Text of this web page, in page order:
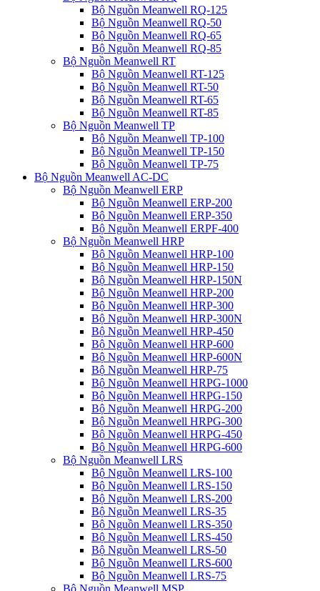
Bộ Nguồn Meanwell RQ-125
Bộ Nguồn Meanwell RQ-50
Bộ Nguồn Meanwell RQ-65
Bộ Nguồn Meanwell RQ-85
Bộ Nguồn Meanwell RT
Bộ Nguồn Meanwell RT-125
Bộ Nguồn Meanwell RT-50
Bộ Nguồn Meanwell RT-65
Bộ Nguồn Meanwell RT-85
Bộ Nguồn Meanwell TP
Bộ Nguồn Meanwell TP-100
Bộ Nguồn Meanwell TP-150
Bộ Nguồn Meanwell TP-75
Bộ Nguồn Meanwell AC-DC
Bộ Nguồn Meanwell ERP
Bộ Nguồn Meanwell ERP-200
Bộ Nguồn Meanwell ERP-350
Bộ Nguồn Meanwell ERPF-400
Bộ Nguồn Meanwell HRP
Bộ Nguồn Meanwell HRP-100
Bộ Nguồn Meanwell HRP-150
Bộ Nguồn Meanwell HRP-150N
Bộ Nguồn Meanwell HRP-200
Bộ Nguồn Meanwell HRP-300
Bộ Nguồn Meanwell HRP-300N
Bộ Nguồn Meanwell HRP-450
Bộ Nguồn Meanwell HRP-600
Bộ Nguồn Meanwell HRP-600N
Bộ Nguồn Meanwell HRP-75
Bộ Nguồn Meanwell HRPG-1000
Bộ Nguồn Meanwell HRPG-150
Bộ Nguồn Meanwell HRPG-200
Bộ Nguồn Meanwell HRPG-300
Bộ Nguồn Meanwell HRPG-450
Bộ Nguồn Meanwell HRPG-600
Bộ Nguồn Meanwell LRS
Bộ Nguồn Meanwell LRS-100
Bộ Nguồn Meanwell LRS-150
Bộ Nguồn Meanwell LRS-200
Bộ Nguồn Meanwell LRS-35
Bộ Nguồn Meanwell LRS-350
Bộ Nguồn Meanwell LRS-450
Bộ Nguồn Meanwell LRS-50
Bộ Nguồn Meanwell LRS-600
Bộ Nguồn Meanwell LRS-75
Bộ Nguồn Meanwell MSP